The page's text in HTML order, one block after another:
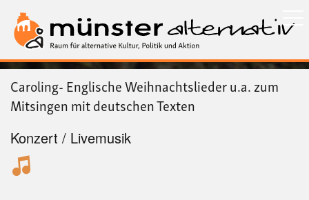
zum
Inhalt
Caroling- Englische Weihnachtslieder u.a. zum
Mitsingen mit deutschen Texten
Konzert / Livemusik